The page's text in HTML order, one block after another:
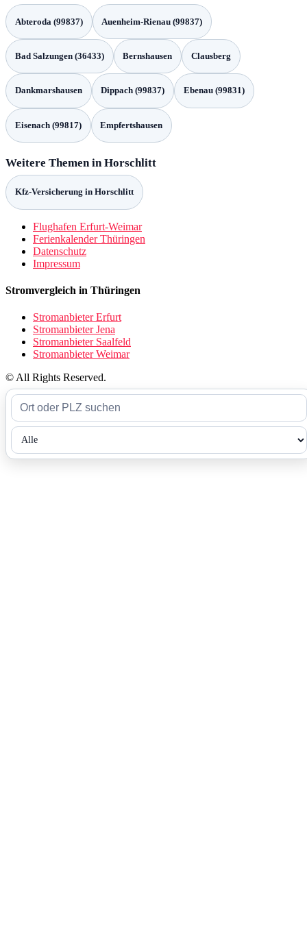
Abteroda (99837) Auenheim-Rienau (99837)
Bad Salzungen (36433) Bernshausen Clausberg
Dankmarshausen Dippach (99837) Ebenau (99831)
Eisenach (99817) Empfertshausen
Weitere Themen in Horschlitt
Kfz-Versicherung in Horschlitt
Flughafen Erfurt-Weimar
Ferienkalender Thüringen
Datenschutz
Impressum
Stromvergleich in Thüringen
Stromanbieter Erfurt
Stromanbieter Jena
Stromanbieter Saalfeld
Stromanbieter Weimar
© All Rights Reserved.